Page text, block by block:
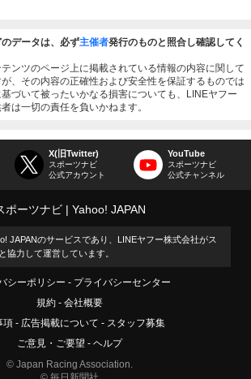
データは、必ず主催者発行のものと照合し確認してく
ンツのページ上に掲載されている情報の内容に関して
、その内容の正確性および安全性を保証するものでは
づいて被ったいかなる損害についても、LINEヤフー
は一切の責任を負いかねます。
X(旧Twitter)
スポーツナビ
公式アカウント
YouTube
スポーツナビ
公式チャンネル
ポーツナビ Yahoo! JAPAN
JAPANのサービスであり、LINEヤフー株式会社がス
協力して運営しています。
シーポリシー
プライバシーセンター
規約
会社概要
項
広告掲載について
スタッフ募集
ご意見・ご要望
ヘルプ
© Japan Racing Association.